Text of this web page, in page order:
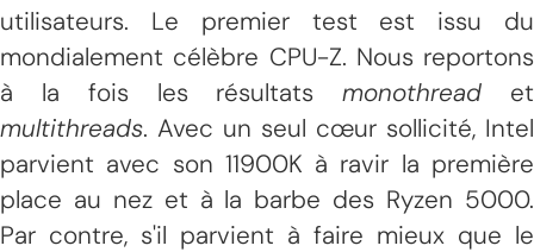
utilisateurs. Le premier test est issu du
mondialement célèbre CPU-Z. Nous reportons
à la fois les résultatsmonothread et
multithreads. Avec un seul cœur sollicité, Intel
parvient avec son 11900K à ravir la première
place au nez et à la barbe des Ryzen 5000.
Par contre, s'il parvient à faire mieux que le